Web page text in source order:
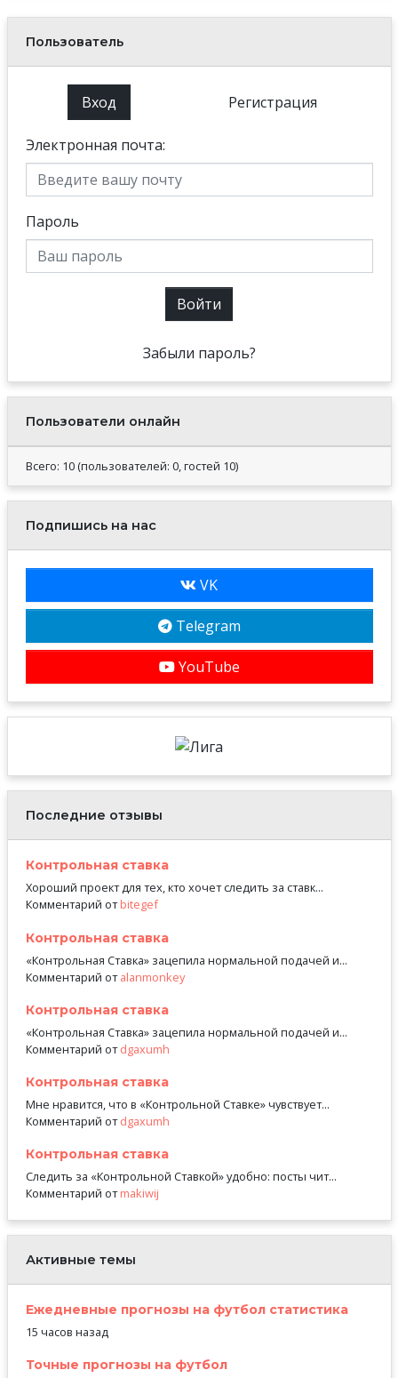
Пользователь
Вход Регистрация
Электронная почта:
Пароль
Войти
Забыли пароль?
Пользователи онлайн
Всего: 10 (пользователей: 0, гостей 10)
Подпишись на нас
VK
Telegram
YouTube
Последние отзывы
Контрольная ставка
Хороший проект для тех, кто хочет следить за ставк...
Комментарий отbitegef
Контрольная ставка
«Контрольная Ставка» зацепила нормальной подачей и...
Комментарий отalanmonkey
Контрольная ставка
«Контрольная Ставка» зацепила нормальной подачей и...
Комментарий отdgaxumh
Контрольная ставка
Мне нравится, что в «Контрольной Ставке» чувствует...
Комментарий отdgaxumh
Контрольная ставка
Следить за «Контрольной Ставкой» удобно: посты чит...
Комментарий отmakiwij
Активные темы
Ежедневные прогнозы на футбол статистика
15 часов назад
Точные прогнозы на футбол